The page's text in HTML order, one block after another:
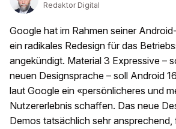
Redaktor Digital
Google hat im Rahmen seiner
ein radikales Redesign für das
angekündigt. Material 3 Expressive –
neuen Designsprache – soll Android
laut Google ein «persönlicheres und
Nutzererlebnis schaffen. Das neue
Demos tatsächlich sehr ansprechend,